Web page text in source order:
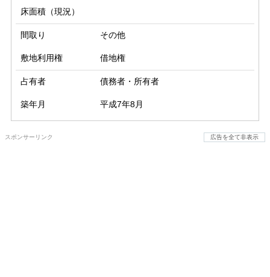
床面積（現況）
間取り その他
敷地利用権 借地権
占有者 債務者・所有者
築年月 平成7年8月
スポンサーリンク 広告を全て非表示